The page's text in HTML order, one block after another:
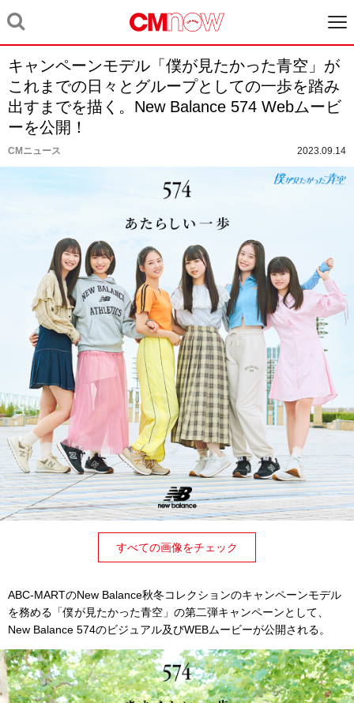
キャンペーンモデル「僕が見たかった青空」が
これまでの日々とグループとしての一歩を踏み
出すまでを描く。New Balance 574 Webムービ
ーを公開！
CMニュース 2023.09.14
すべての画像をチェック
ABC-MARTのNew Balance秋冬コレクションのキャンペーンモデル
を務める「僕が見たかった青空」の第二弾キャンペーンとして、
New Balance 574のビジュアル及びWEBムービーが公開される。